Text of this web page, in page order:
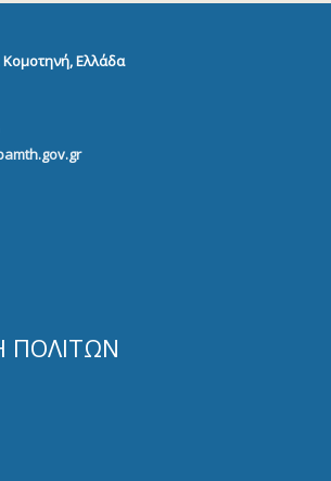
Κομοτηνή, Ελλάδα
ΠΟΛΙΤΏΝ